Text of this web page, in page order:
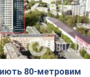
80-метровим